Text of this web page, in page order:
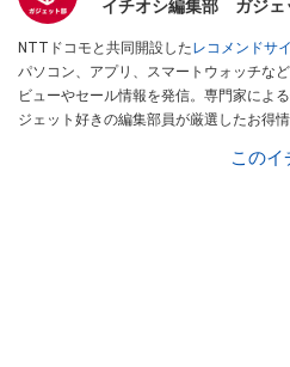
イチオシ編集部 ガジェ
NTTドコモと共同開設したレコメンドサ
パソコン、アプリ、スマートウォッチな
ビューやセール情報を発信。専門家によ
ジェット好きの編集部員が厳選したお得
この